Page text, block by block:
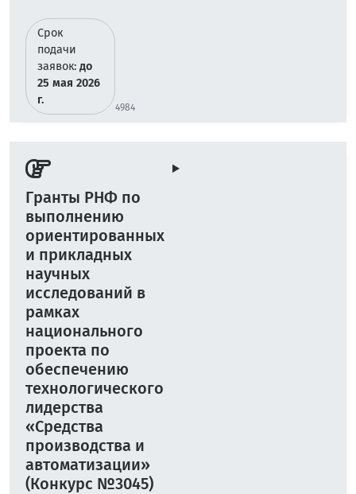
Срок
подачи
заявок:до
25 мая 2026
г.
4984
Гранты РНФ по
выполнению
ориентированных
и прикладных
научных
исследований в
рамках
национального
проекта по
обеспечению
технологического
лидерства
«Средства
производства и
автоматизации»
(Конкурс №3045)